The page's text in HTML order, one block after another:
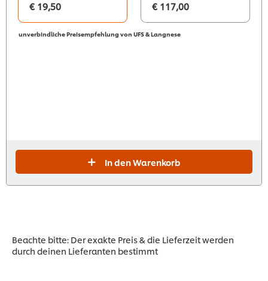
€ 19,50 € 117,00
unverbindliche Preisempfehlung von UFS & Langnese
In den Warenkorb
Beachte bitte: Der exakte Preis & die Lieferzeit werden
durch deinen Lieferanten bestimmt